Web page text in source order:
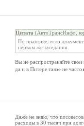
Цитата (АвтоТрансИнфо,
По практике, если
первом же заседании.
Вы не распространяйте
да и в Питере такое не часто
Даже не знаю, что
расходы в 30 тысяч при